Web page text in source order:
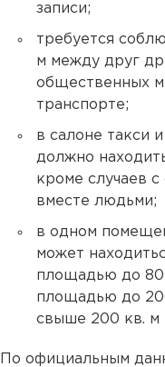
записи;
требуется
м между друг
общественных
транспорте;
в салоне такси
должно
кроме случаев
вместе людьми;
в одном
может
площадью до
площадью до
свыше 200 кв. м
По официальным